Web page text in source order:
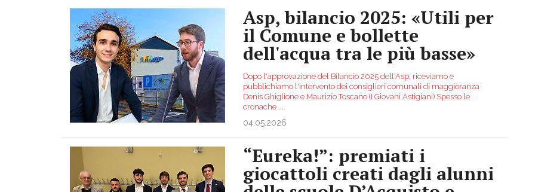
Asp, bilancio 2025: «Utili per
il Comune e bollette
dell'acqua tra le più basse»
Dopo l'approvazione del Bilancio 2025 dell'Asp, riceviamo e
pubblichiamo l'intervento dei consiglieri comunali di maggioranza
Denis Ghiglione e Maurizio Toscano (I Giovani Astigiani) Spesso le
cronache
04.05.2026
“Eureka!”: premiati i
giocattoli creati dagli alunni